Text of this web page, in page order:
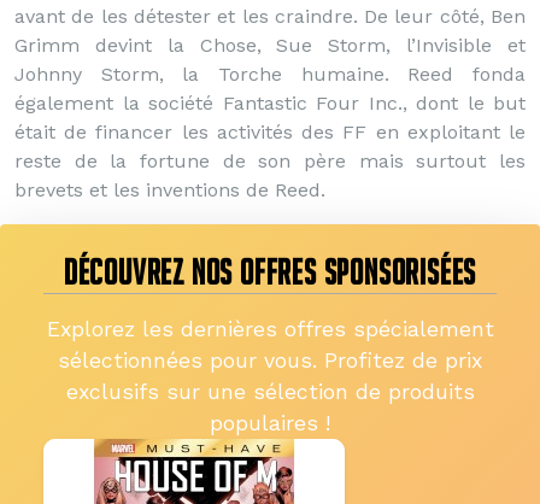
avant de les détester et les craindre. De leur côté, Ben
Grimm devint la Chose, Sue Storm, l’Invisible et
Johnny Storm, la Torche humaine. Reed fonda
également la société Fantastic Four Inc., dont le but
était de financer les activités des FF en exploitant le
reste de la fortune de son père mais surtout les
brevets et les inventions de Reed.
DÉCOUVREZ NOS OFFRES SPONSORISÉES
Explorez les dernières offres spécialement
sélectionnées pour vous. Profitez de prix
exclusifs sur une sélection de produits
populaires !